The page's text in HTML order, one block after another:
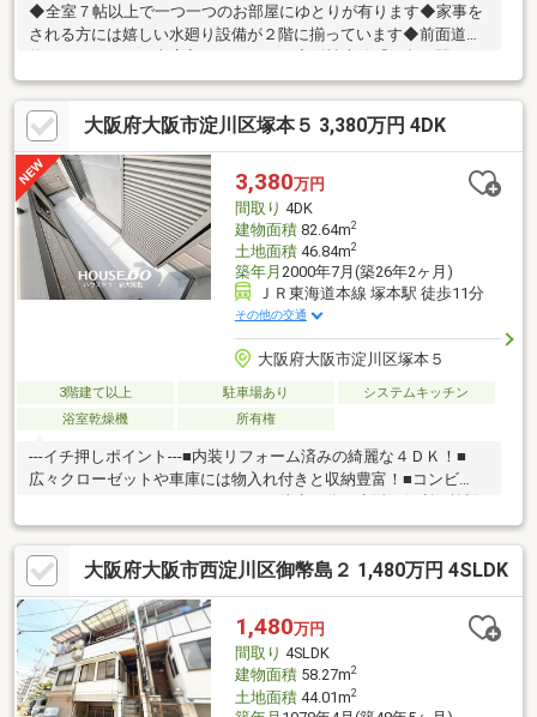
◆全室７帖以上で一つ一つのお部屋にゆとりが有ります◆家事を
される方には嬉しい水廻り設備が２階に揃っています◆前面道路
徒歩１１分、阪神なんば線「福」駅まで徒歩１１分の２沿線が利
用出来る立地。「大阪梅田」「大阪難波」まではダイレクトアク
セスで通勤や通学、お出掛けにも便利◆ショッピングセンター
「メラード大和田」「イズミヤスーパーセンター」まで徒歩１０
分圏内で毎日の買物にも便利な立地◆「サンドラッグ」「ファミ
リーマート」まで徒歩２分◆保育園、小学校、中学校までは徒歩
７分圏内でお子様がいらっしゃる方にもおススメです
大阪府大阪市淀川区塚本５ 3,380万円 4DK
3,380万円
間取り 4DK
建物面積82.64m2
土地面積46.84m2
築年月 2000年7月(築26年2ヶ月)
ＪＲ東海道本線 塚本駅 徒歩11分
その他の交通
大阪府大阪市淀川区塚本５
3階建て以上 駐車場あり
システムキッチン
浴室乾燥機
所有権
---イチ押しポイント---■内装リフォーム済みの綺麗な４ＤＫ！■
広々クローゼットや車庫には物入れ付きと収納豊富！■コンビ
が充実♪---リフォーム箇所---■ガスコンロ入れ替え、インターホ
ン・畳新調、全室クロス張替、玄関ドア鍵交換 ---周辺環境---■塚
本小学校・・・徒歩６分■新北野中学校・・・徒歩８分■スーパ
ー・・・徒歩３分■コンビニ・・・徒歩３分「お家探し」「ご売
却」は地域密着型不動産『ハウスドゥ新大阪北』におまかせ下さ
い！お客様にお会いできること、スタッフ一同、心よりお待ちし
ております！
大阪府大阪市西淀川区御幣島２ 1,480万円 4SLDK
1,480万円
間取り 4SLDK
建物面積58.27m2
土地面積44.01m2